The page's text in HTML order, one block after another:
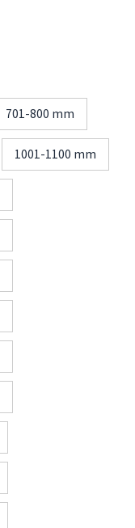
701-800 mm
1001-1100 mm